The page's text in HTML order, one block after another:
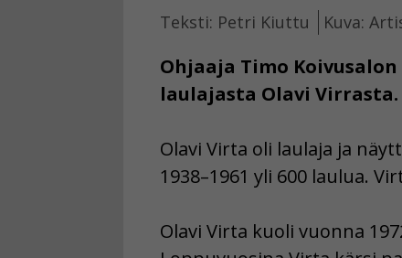
Teksti: Petri Kiuttu Kuva:
Ohjaaja Timo
laulajasta Olavi Virrasta.
Olavi Virta oli laulaja ja
1938–1961 yli 600 laulua.
Olavi Virta kuoli vuonna